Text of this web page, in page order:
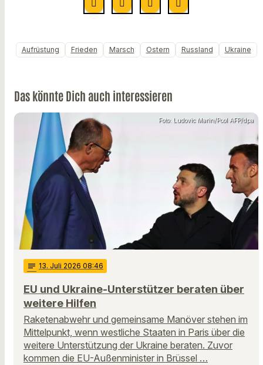
Aufrüstung Frieden Marsch Ostern Russland Ukraine
Das könnte Dich auch interessieren
Foto: Ludovic Marin/Pool AFP/dpa
notes 13. Juli 2026 08:46
EU und Ukraine-Unterstützer beraten über
weitere Hilfen
Raketenabwehr und gemeinsame Manöver stehen im
Mittelpunkt, wenn westliche Staaten in Paris über die
weitere Unterstützung der Ukraine beraten. Zuvor
kommen die EU-Außenminister in Brüssel …